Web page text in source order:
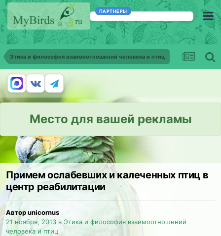
ПАРТНЕРЫ
Этика и философия взаимоотношений человека и птиц
Место для вашей рекламы
Примем ослабевших и калеченных птиц в
центр реабилитации
Автор unicornus
21 ноября, 2013 в Этика и философия взаимоотношений
человека и птиц